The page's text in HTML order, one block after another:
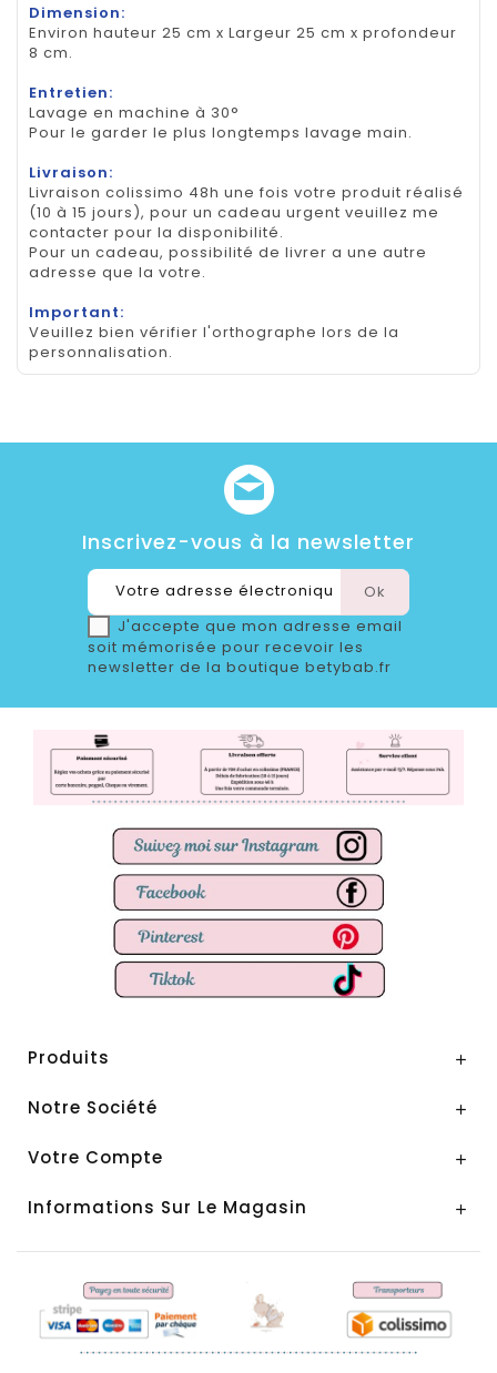
Dimension:
Environ hauteur 25 cm x Largeur 25 cm x profondeur
8 cm.
Entretien:
Lavage en machine à 30°
Pour le garder le plus longtemps lavage main.
Livraison:
Livraison colissimo 48h une fois votre produit réalisé
(10 à 15 jours), pour un cadeau urgent veuillez me
contacter pour la disponibilité.
Pour un cadeau, possibilité de livrer a une autre
adresse que la votre.
Important:
Veuillez bien vérifier l'orthographe lors de la
personnalisation.
Inscrivez-vous à la newsletter
J'accepte que mon adresse email
soit mémorisée pour recevoir les
newsletter de la boutique betybab.fr
Produits 
Notre Société 
Votre Compte 
Informations Sur Le Magasin 